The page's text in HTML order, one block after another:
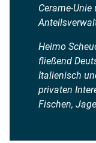
Cerame-
Heimo
fließend
Italienisch
privaten
Fischen,